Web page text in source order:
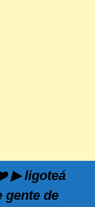
▶ ligoteá
gente de